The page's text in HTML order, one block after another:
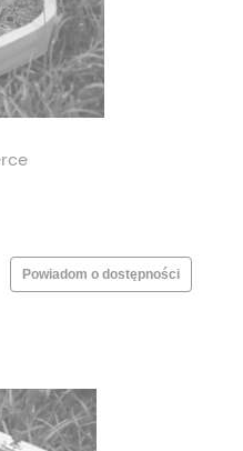
Powiadom o dostępności